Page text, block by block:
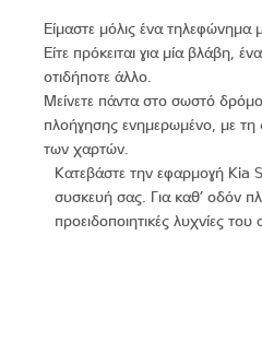
Είμαστε μόλις ένα τηλεφώνημα
Είτε πρόκειται για μία βλάβη,
οτιδήποτε άλλο.
Μείνετε πάντα στο σωστό
πλοήγησης ενημερωμένο, με τη
των χαρτών.
Κατεβάστε την εφαρμογή Kia
συσκευή σας. Για καθ’ οδόν
προειδοποιητικές λυχνίες